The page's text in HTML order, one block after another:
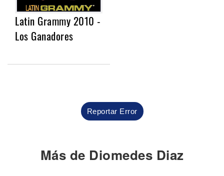
Latin Grammy 2010 -
Los Ganadores
Reportar Error
Más de Diomedes Diaz